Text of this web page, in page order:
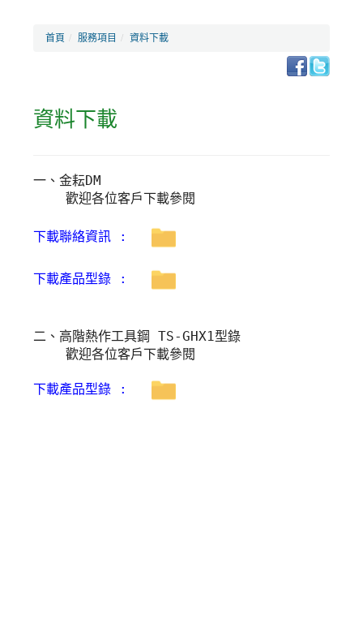
首頁 服務項目 資料下載
資料下載
一、金耘DM
歡迎各位客戶下載參閱
下載聯絡資訊 :
下載產品型錄 :
二、高階熱作工具鋼 TS-GHX1型錄
歡迎各位客戶下載參閱
下載產品型錄 :